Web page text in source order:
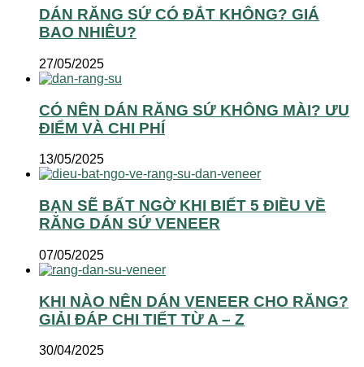
DÁN RĂNG SỨ CÓ ĐẮT KHÔNG? GIÁ
BAO NHIÊU?
27/05/2025
CÓ NÊN DÁN RĂNG SỨ KHÔNG MÀI? ƯU
ĐIỂM VÀ CHI PHÍ
13/05/2025
BẠN SẼ BẤT NGỜ KHI BIẾT 5 ĐIỀU VỀ
RĂNG DÁN SỨ VENEER
07/05/2025
KHI NÀO NÊN DÁN VENEER CHO RĂNG?
GIẢI ĐÁP CHI TIẾT TỪ A – Z
30/04/2025